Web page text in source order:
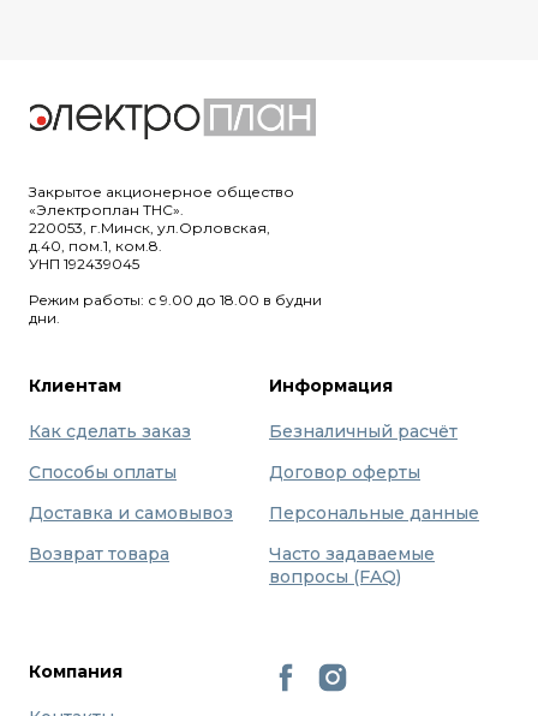
Закрытое акционерное общество
«Электроплан ТНС».
220053, г.Минск, ул.Орловская,
д.40, пом.1, ком.8.
УНП 192439045
Режим работы: с 9.00 до 18.00 в будни
дни.
Клиентам
Как сделать заказ
Способы оплаты
Доставка и самовывоз
Возврат товара
Информация
Безналичный расчёт
Договор оферты
Персональные данные
Часто задаваемые
вопросы (FAQ)
Компания